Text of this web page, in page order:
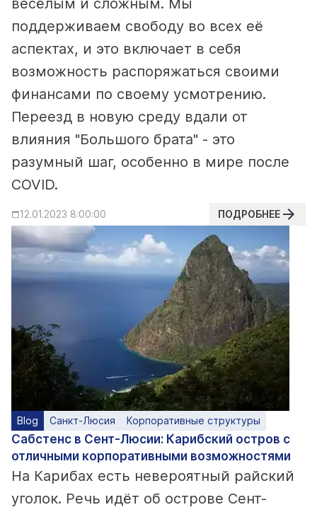
весёлым и сложным. Мы
поддерживаем свободу во всех её
аспектах, и это включает в себя
возможность распоряжаться своими
финансами по своему усмотрению.
Переезд в новую среду вдали от
влияния "Большого брата" - это
разумный шаг, особенно в мире после
COVID.
12.01.2023 8:00:00 ПОДРОБНЕЕ
Blog Санкт-Люсия Корпоративные структуры
Сабстенс в Сент-Люсии: Карибский остров с
отличными корпоративными возможностями
На Карибах есть невероятный райский
уголок. Речь идёт об острове Сент-